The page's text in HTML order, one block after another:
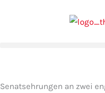
Senatsehrungen an zwei